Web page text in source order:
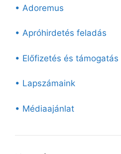
• Adoremus
• Apróhirdetés feladás
• Előfizetés és támogatás
• Lapszámaink
• Médiaajánlat